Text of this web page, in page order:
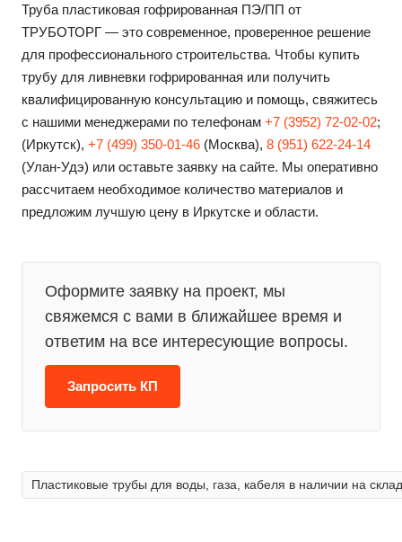
Труба пластиковая гофрированная ПЭ/ПП от
ТРУБОТОРГ — это современное, проверенное решение
для профессионального строительства. Чтобы купить
трубу для ливневки гофрированная или получить
квалифицированную консультацию и помощь, свяжитесь
с нашими менеджерами по телефонам +7 (3952) 72-02-02;
(Иркутск), +7 (499) 350-01-46 (Москва), 8 (951) 622-24-14
(Улан-Удэ) или оставьте заявку на сайте. Мы оперативно
рассчитаем необходимое количество материалов и
предложим лучшую цену в Иркутске и области.
Оформите заявку на проект, мы
свяжемся с вами в ближайшее время и
ответим на все интересующие вопросы.
Запросить КП
Пластиковые трубы для воды, газа, кабеля в наличии на